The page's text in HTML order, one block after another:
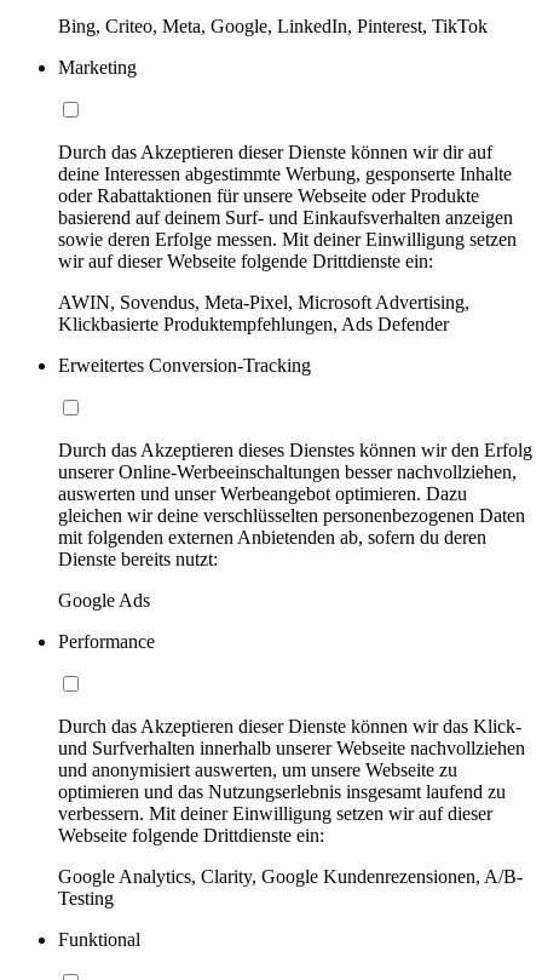
Bing, Criteo, Meta, Google, LinkedIn, Pinterest, TikTok
Marketing
Durch das Akzeptieren dieser Dienste können wir dir auf
deine Interessen abgestimmte Werbung, gesponserte Inhalte
oder Rabattaktionen für unsere Webseite oder Produkte
basierend auf deinem Surf- und Einkaufsverhalten anzeigen
sowie deren Erfolge messen. Mit deiner Einwilligung setzen
wir auf dieser Webseite folgende Drittdienste ein:
AWIN, Sovendus, Meta-Pixel, Microsoft Advertising,
Klickbasierte Produktempfehlungen, Ads Defender
Erweitertes Conversion-Tracking
Durch das Akzeptieren dieses Dienstes können wir den Erfolg
unserer Online-Werbeeinschaltungen besser nachvollziehen,
auswerten und unser Werbeangebot optimieren. Dazu
gleichen wir deine verschlüsselten personenbezogenen Daten
mit folgenden externen Anbietenden ab, sofern du deren
Dienste bereits nutzt:
Google Ads
Performance
Durch das Akzeptieren dieser Dienste können wir das Klick-
und Surfverhalten innerhalb unserer Webseite nachvollziehen
und anonymisiert auswerten, um unsere Webseite zu
optimieren und das Nutzungserlebnis insgesamt laufend zu
verbessern. Mit deiner Einwilligung setzen wir auf dieser
Webseite folgende Drittdienste ein:
Google Analytics, Clarity, Google Kundenrezensionen, A/B-
Testing
Funktional